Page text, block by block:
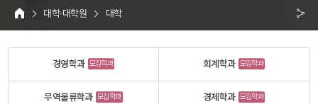
HOME
대학·대학원 대학
경영학과 모집학과 회계학과 모집학과
무역물류학과 모집학과 경제학과 모집학과